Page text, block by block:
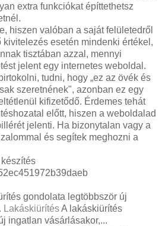
extra funkciókat építtethetsz
hiszen valóban a saját felületedről
esetén mindenki értékel,
tisztában azzal, mennyi
jelent egy internetes weboldal.
tudni, hogy „ez az övék és
szeretnének", azonban ez egy
kifizetődő. Érdemes tehát
előtt, hiszen a weboldalad
jelenti. Ha bizonytalan vagy a
és segítek meghozni a
gondolata legtöbbször új
LakáskiürítésA lakáskiürítés
ingatlan vásárlásakor,...